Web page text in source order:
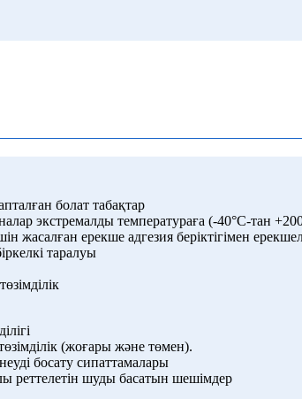
болат табақтар
экстремалды температураға (-40°C-
жасалған ерекше адгезия беріктігімен
таралуы
(жоғары және төмен).
босату сипаттамалары
реттелетін шуды басатын шешімдер